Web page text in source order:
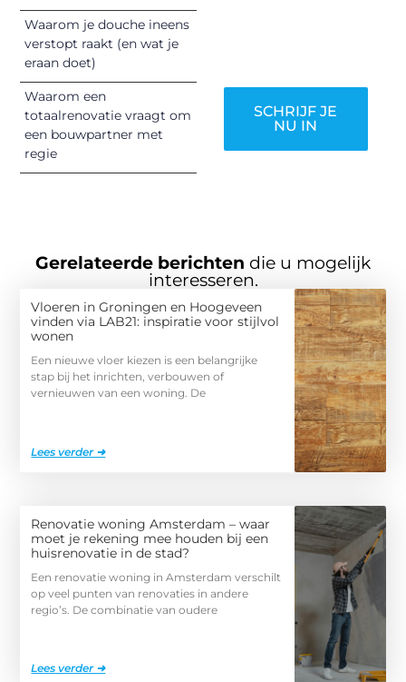
Waarom je douche ineens
verstopt raakt (en wat je
eraan doet)
Waarom een
totaalrenovatie vraagt om
een bouwpartner met
regie
SCHRIJF JE
NU IN
Gerelateerde berichten die u mogelijk
interesseren.
Vloeren in Groningen en Hoogeveen
vinden via LAB21: inspiratie voor stijlvol
wonen
Een nieuwe vloer kiezen is een belangrijke
stap bij het inrichten, verbouwen of
vernieuwen van een woning. De
Lees verder ➜
Renovatie woning Amsterdam – waar
moet je rekening mee houden bij een
huisrenovatie in de stad?
Een renovatie woning in Amsterdam verschilt
op veel punten van renovaties in andere
regio’s. De combinatie van oudere
Lees verder ➜